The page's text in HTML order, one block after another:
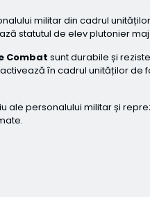
militar din cadrul
statutul de elev plutonier
Combat sunt durabile și
în cadrul unităților
personalului militar și